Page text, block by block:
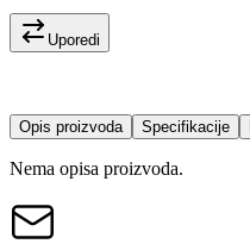
Uporedi
Opis proizvoda Specifikacije
Nema opisa proizvoda.